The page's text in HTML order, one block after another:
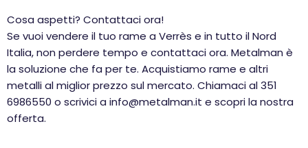
Cosa aspetti? Contattaci ora!
Se vuoi vendere il tuo rame a Verrès e in tutto il Nord
Italia, non perdere tempo e contattaci ora. Metalman è
la soluzione che fa per te. Acquistiamo rame e altri
metalli al miglior prezzo sul mercato. Chiamaci al 351
6986550 o scrivici a info@metalman.it e scopri la nostra
offerta.